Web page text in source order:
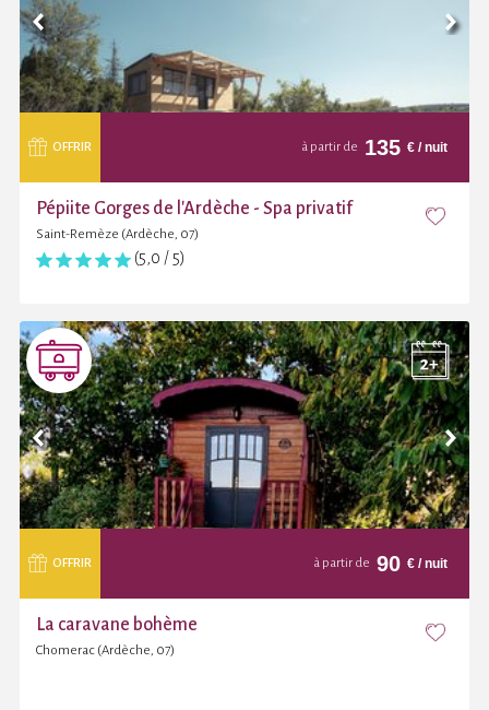
OFFRIR à partir de 135 € / nuit
Pépiite Gorges de l'Ardèche - Spa privatif
Saint-Remèze (Ardèche, 07)
(5,0 / 5)
OFFRIR à partir de 90 € / nuit
La caravane bohème
Chomerac (Ardèche, 07)